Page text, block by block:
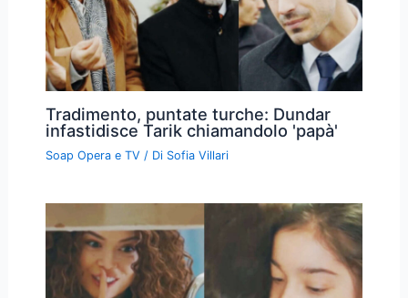
Tradimento, puntate turche: Dundar
infastidisce Tarik chiamandolo 'papà'
Soap Opera e TV / Di Sofia Villari